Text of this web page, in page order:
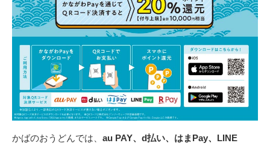
かばのおうどんでは、 au PAY、d払い、はまPay、LINE